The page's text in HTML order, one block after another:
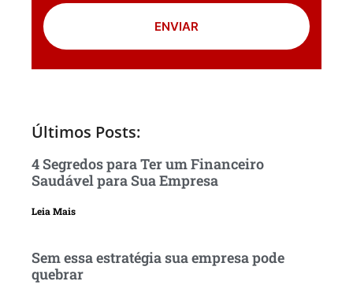
ENVIAR
Últimos Posts:
4 Segredos para Ter um Financeiro
Saudável para Sua Empresa
Leia Mais
Sem essa estratégia sua empresa pode
quebrar